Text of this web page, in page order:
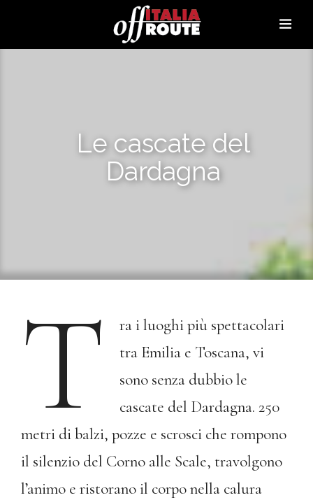
Le cascate del
Dardagna
T
ra i luoghi più spettacolari
tra Emilia e Toscana, vi
sono senza dubbio le
cascate del Dardagna. 250
metri di balzi, pozze e scrosci che rompono
il silenzio del Corno alle Scale, travolgono
l’animo e ristorano il corpo nella calura